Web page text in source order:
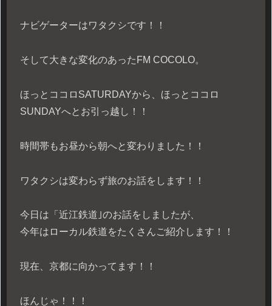
ナビゲーターはワタクシです！！
そして大きな変化のあったFM COCOLO。
ほっとココロSATURDAYから、ほっとココロ
SUNDAYへとお引っ越し！！
時間帯もお昼から朝へと変わりました！！
ワタクシは変わらず旅のお話をします！！
今日は「近江鉄道｣のお話をしましたが、
今年はローカル鉄道をたくさんご紹介します！！
現在、京都に向かってます！！
ほんじゃ！！！